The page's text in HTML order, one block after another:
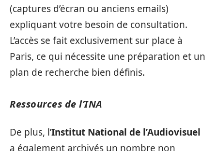
(captures d’écran ou anciens emails)
expliquant votre besoin de consultation.
L’accès se fait exclusivement sur place à
Paris, ce qui nécessite une préparation et un
plan de recherche bien définis.
Ressources de l’INA
De plus, l’Institut National de l’Audiovisuel
a également archivés un nombre non